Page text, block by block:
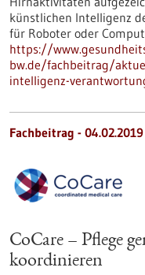
künstlichen Intelligenz
für Roboter oder
https://
bw.de/fachbeitrag/
intelligenz-
Fachbeitrag - 04.02.2019
CoCare – Pflege
koordinieren